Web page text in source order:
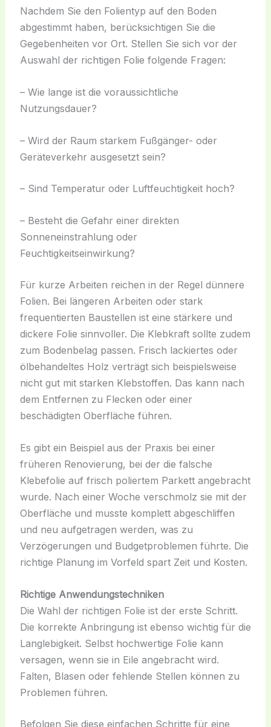
Nachdem Sie den Folientyp auf den Boden
abgestimmt haben, berücksichtigen Sie die
Gegebenheiten vor Ort. Stellen Sie sich vor der
Auswahl der richtigen Folie folgende Fragen:
– Wie lange ist die voraussichtliche
Nutzungsdauer?
– Wird der Raum starkem Fußgänger- oder
Geräteverkehr ausgesetzt sein?
– Sind Temperatur oder Luftfeuchtigkeit hoch?
– Besteht die Gefahr einer direkten
Sonneneinstrahlung oder
Feuchtigkeitseinwirkung?
Für kurze Arbeiten reichen in der Regel dünnere
Folien. Bei längeren Arbeiten oder stark
frequentierten Baustellen ist eine stärkere und
dickere Folie sinnvoller. Die Klebkraft sollte zudem
zum Bodenbelag passen. Frisch lackiertes oder
ölbehandeltes Holz verträgt sich beispielsweise
nicht gut mit starken Klebstoffen. Das kann nach
dem Entfernen zu Flecken oder einer
beschädigten Oberfläche führen.
Es gibt ein Beispiel aus der Praxis bei einer
früheren Renovierung, bei der die falsche
Klebefolie auf frisch poliertem Parkett angebracht
wurde. Nach einer Woche verschmolz sie mit der
Oberfläche und musste komplett abgeschliffen
und neu aufgetragen werden, was zu
Verzögerungen und Budgetproblemen führte. Die
richtige Planung im Vorfeld spart Zeit und Kosten.
Richtige Anwendungstechniken
Die Wahl der richtigen Folie ist der erste Schritt.
Die korrekte Anbringung ist ebenso wichtig für die
Langlebigkeit. Selbst hochwertige Folie kann
versagen, wenn sie in Eile angebracht wird.
Falten, Blasen oder fehlende Stellen können zu
Problemen führen.
Befolgen Sie diese einfachen Schritte für eine